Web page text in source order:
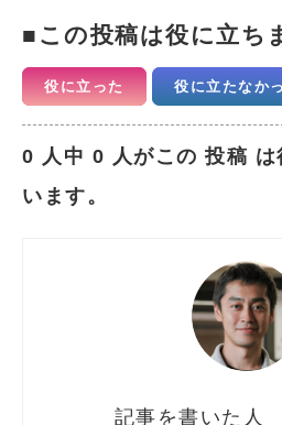
この投稿は役に立ち
役に立った 役に立たなか
0 人中 0 人がこの 投稿 は
います。